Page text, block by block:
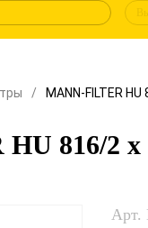
MANN-FILTER
816/2
Арт.